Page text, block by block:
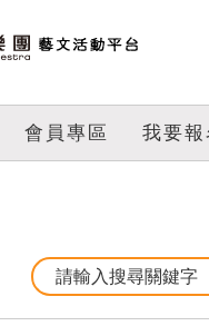
會員專區 我要報